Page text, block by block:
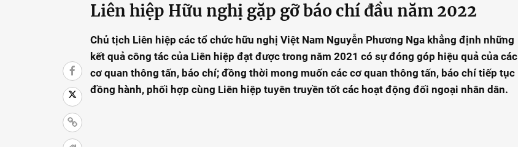
Liên hiệp Hữu nghị gặp gỡ báo chí đầu năm 2022
Chủ tịch Liên hiệp các tổ chức hữu nghị Việt Nam Nguyễn Phương Nga khẳng định những
kết quả công tác của Liên hiệp đạt được trong năm 2021 có sự đóng góp hiệu quả của các
cơ quan thông tấn, báo chí; đồng thời mong muốn các cơ quan thông tấn, báo chí tiếp tục
đồng hành, phối hợp cùng Liên hiệp tuyên truyền tốt các hoạt động đối ngoại nhân dân.